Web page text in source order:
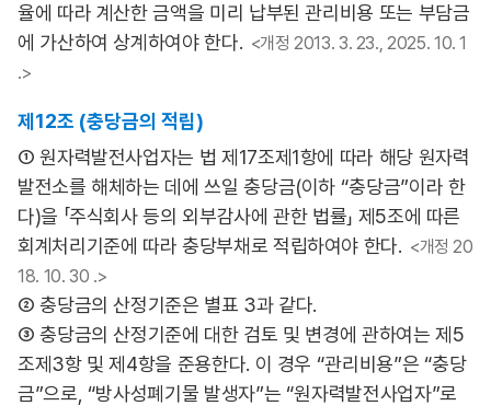
율에 따라 계산한 금액을 미리 납부된 관리비용 또는 부담금
에 가산하여 상계하여야 한다. <개정 2013. 3. 23., 2025. 10. 1
.>
제12조 (충당금의 적립)
① 원자력발전사업자는 법 제17조제1항에 따라 해당 원자력
발전소를 해체하는 데에 쓰일 충당금(이하 “충당금”이라 한
다)을 「주식회사 등의 외부감사에 관한 법률」 제5조에 따른
회계처리기준에 따라 충당부채로 적립하여야 한다. <개정 20
18. 10. 30 .>
② 충당금의 산정기준은 별표 3과 같다.
③ 충당금의 산정기준에 대한 검토 및 변경에 관하여는 제5
조제3항 및 제4항을 준용한다. 이 경우 “관리비용”은 “충당
금”으로, “방사성폐기물 발생자”는 “원자력발전사업자”로